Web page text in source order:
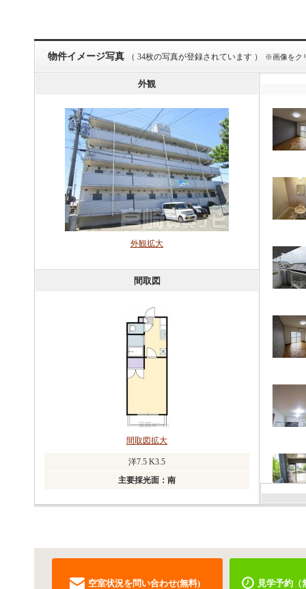
物件イメージ写真 （ 34枚の写真が登録されています ） ※画像をク
外観
外観拡大
間取図
間取図拡大
洋7.5 K3.5
主要採光面：南
空室状況を問い合わせ(無料) 見学予約（